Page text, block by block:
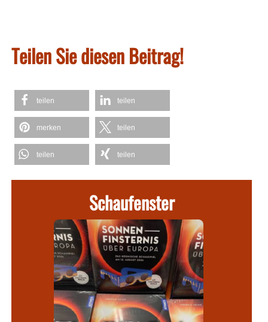
Teilen Sie diesen Beitrag!
teilen teilen
merken teilen
teilen teilen
Schaufenster